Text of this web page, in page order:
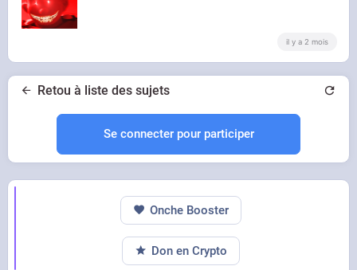
I'M COMING I'M COMING !!!
il y a 2 mois
Retou à liste des sujets
Se connecter pour participer
Onche Booster
Don en Crypto